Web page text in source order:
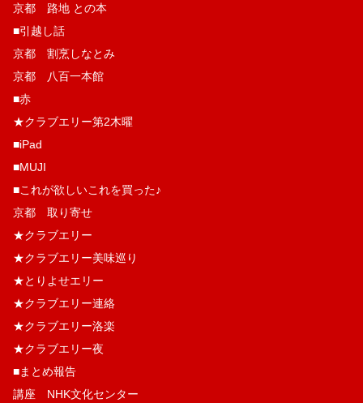
京都 路地 との本
■引越し話
京都 割烹しなとみ
京都 八百一本館
■赤
★クラブエリー第2木曜
■iPad
■MUJI
■これが欲しいこれを買った♪
京都 取り寄せ
★クラブエリー
★クラブエリー美味巡り
★とりよせエリー
★クラブエリー連絡
★クラブエリー洛楽
★クラブエリー夜
■まとめ報告
講座 NHK文化センター